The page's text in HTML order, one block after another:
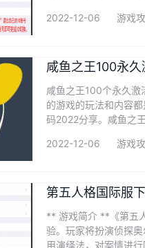
2022-12-06 游戏
咸鱼之王100永
咸鱼之王100个永久激
的游戏的玩法和内容
码2022分享。咸鱼之
2022-12-06 游戏
第五人格国际服
** 游戏简介 **《第五
验。玩家将扮演侦探
用演绎法，对案情进